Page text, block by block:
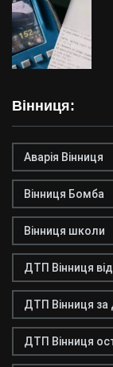
Вінниця:
Аварія Вінниця
Вінниця Бомба
Вінниця школи
ДТП Вінниця
ДТП Вінниця за
ДТП Вінниця